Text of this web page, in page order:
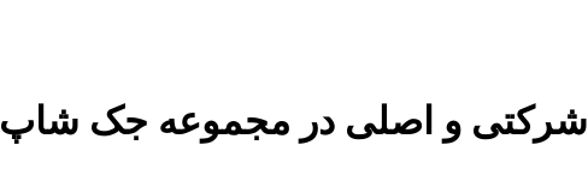
فن رادیاتور آب و کولر جک S5 شرکتی و اصلی در مجموعه جک شاپ